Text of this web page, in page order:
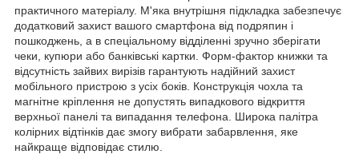
практичного матеріалу. М'яка внутрішня підкладка забезпечує
додатковий захист вашого смартфона від подряпин і
пошкоджень, а в спеціальному відділенні зручно зберігати
чеки, купюри або банківські картки. Форм-фактор книжки та
відсутність зайвих вирізів гарантують надійний захист
мобільного пристрою з усіх боків. Конструкція чохла та
магнітне кріплення не допустять випадкового відкриття
верхньої панелі та випадання телефона. Широка палітра
колірних відтінків дає змогу вибрати забарвлення, яке
найкраще відповідає стилю.